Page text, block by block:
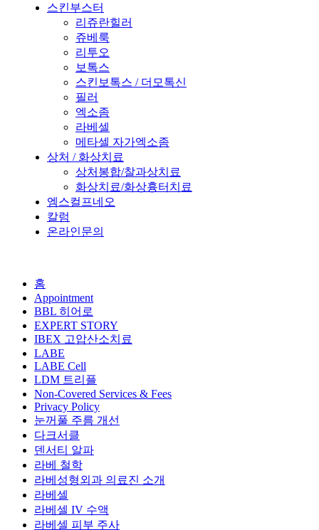
스킨부스터
리쥬란힐러
쥬베룩
리투오
보톡스
스킨보톡스 / 더모톡신
필러
엑소좀
라베셀
메타셀 자가엑소좀
상처 / 화상치료
상처봉합/찰과상치료
화상치료/화상흉터치료
엠스컬프네오
칼럼
온라인문의
홈
Appointment
BBL 히어로
EXPERT STORY
IBEX 고압산소치료
LABE
LABE Cell
LDM 트리플
Non-Covered Services & Fees
Privacy Policy
눈꺼풀 주름 개선
다크서클
덴서티 알파
라베 철학
라베성형외과 의료진 소개
라베셀
라베셀 IV 수액
라베셀 피부 주사